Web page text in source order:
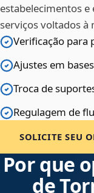
estabelecimentos
serviços voltados
Verificação para
Ajustes em
Troca de
Regulagem de
SOLICITE SEU
Por que
de